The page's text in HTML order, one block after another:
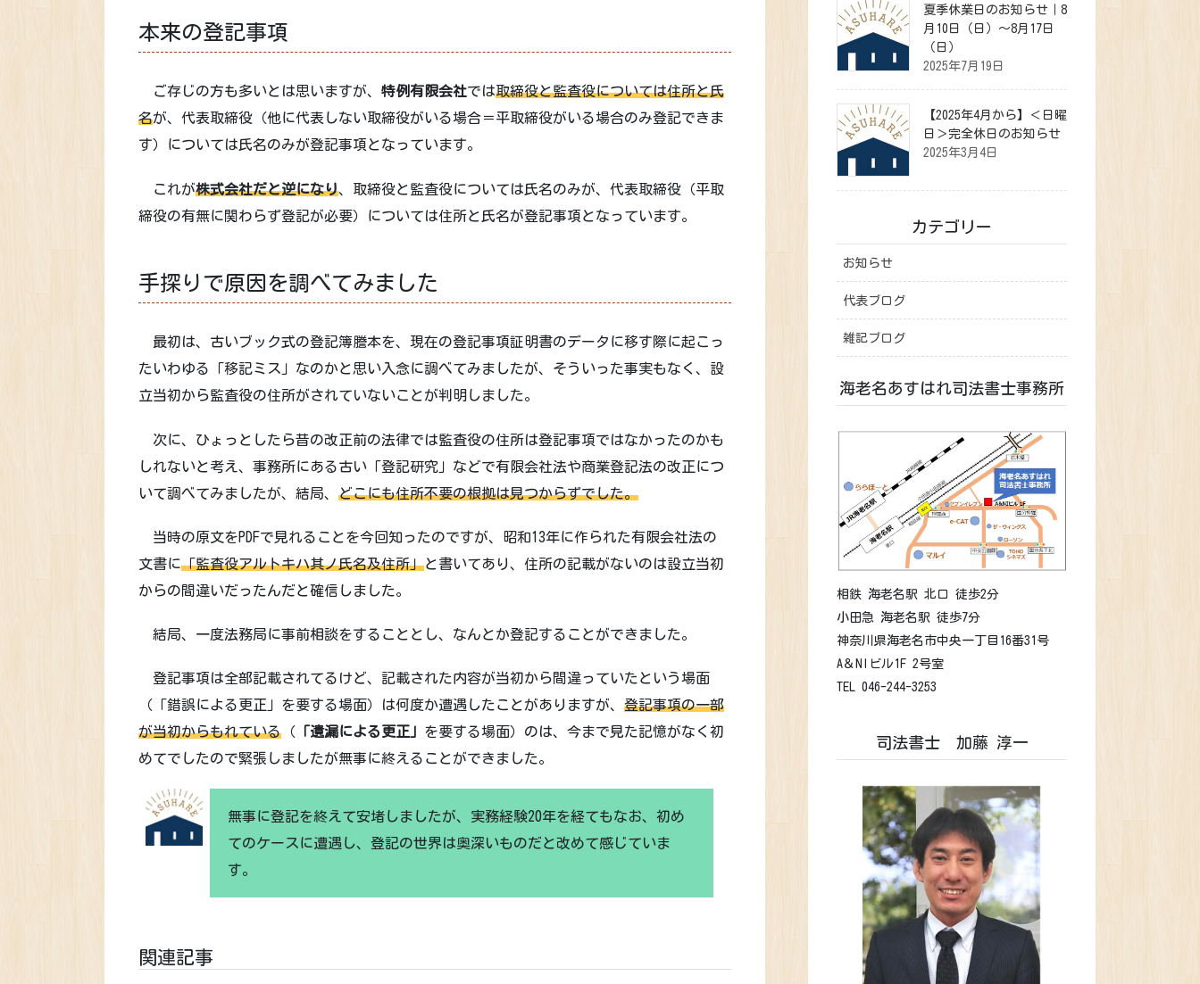
本来の登記事項
ご存じの方も多いとは思いますが、特例有限会社では取締役と監査役については住所と氏
名が、代表取締役（他に代表しない取締役がいる場合＝平取締役がいる場合のみ登記できま
す）については氏名のみが登記事項となっています。
これが株式会社だと逆になり、取締役と監査役については氏名のみが、代表取締役（平取
締役の有無に関わらず登記が必要）については住所と氏名が登記事項となっています。
手探りで原因を調べてみました
最初は、古いブック式の登記簿謄本を、現在の登記事項証明書のデータに移す際に起こっ
たいわゆる「移記ミス」なのかと思い入念に調べてみましたが、そういった事実もなく、設
立当初から監査役の住所がされていないことが判明しました。
次に、ひょっとしたら昔の改正前の法律では監査役の住所は登記事項ではなかったのかも
しれないと考え、事務所にある古い「登記研究」などで有限会社法や商業登記法の改正につ
いて調べてみましたが、結局、どこにも住所不要の根拠は見つからずでした。
当時の原文をPDFで見れることを今回知ったのですが、昭和13年に作られた有限会社法の
文書に「監査役アルトキハ其ノ氏名及住所」と書いてあり、住所の記載がないのは設立当初
からの間違いだったんだと確信しました。
結局、一度法務局に事前相談をすることとし、なんとか登記することができました。
登記事項は全部記載されてるけど、記載された内容が当初から間違っていたという場面
（「錯誤による更正」を要する場面）は何度か遭遇したことがありますが、登記事項の一部
が当初からもれている （ 「遺漏による更正」 を要する場面）のは、今まで見た記憶がなく初
めてでしたので緊張しましたが無事に終えることができました。
無事に登記を終えて安堵しましたが、実務経験20年を経てもなお、初め
てのケースに遭遇し、登記の世界は奥深いものだと改めて感じていま
す。
関連記事
夏季休業日のお知らせ｜8
月10日（日）～8月17日
（日）
2025年7月19日
【2025年4月から】＜日曜
日＞完全休日のお知らせ
2025年3月4日
カテゴリー
お知らせ
代表ブログ
雑記ブログ
海老名あすはれ司法書士事務所
相鉄 海老名駅 北口 徒歩2分
小田急 海老名駅 徒歩7分
神奈川県海老名市中央一丁目16番31号
A＆NIビル1F 2号室
TEL 046-244-3253
司法書士 加藤 淳一